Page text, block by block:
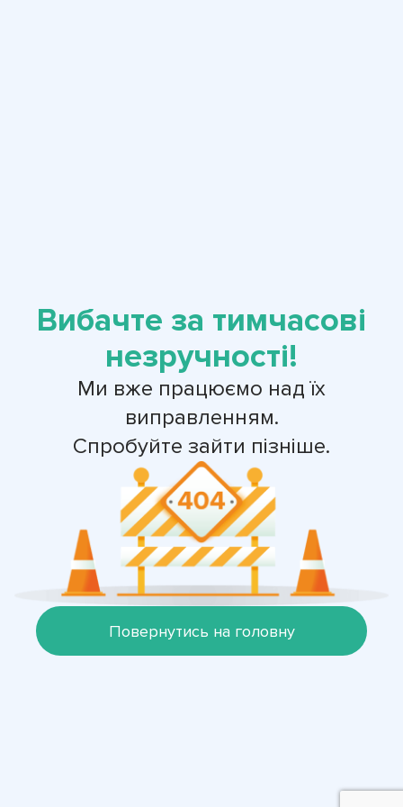
Вибачте за тимчасові
незручності!
Ми вже працюємо над їх
виправленням.
Спробуйте зайти пізніше.
Повернутись на головну